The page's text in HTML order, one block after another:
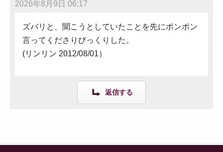
2026年8月9日 06:17
ズバリと、聞こうとしていたことを先にポンポン
言ってくださりびっくりした。
(リンリン 2012/08/01）
返信する